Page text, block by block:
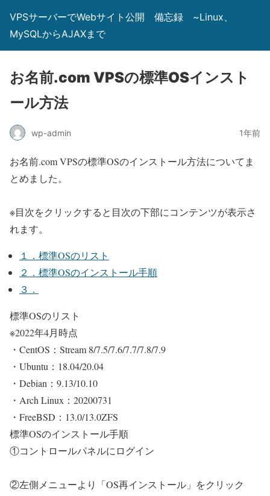
VPSサーバーでWebサイト公開 備忘録 ~Linux、
MySQLからAJAXまで
お名前.com VPSの標準OSインスト
ール方法
wp-admin 1年前
お名前.com VPSの標準OSのインストール方法についてま
とめました。
※目次をクリックすると目次の下部にコンテンツが表示さ
れます。
１．標準OSのリスト
２．標準OSのインストール手順
３．
標準OSのリスト
※2022年4月時点
・CentOS：Stream 8/7.5/7.6/7.7/7.8/7.9
・Ubuntu：18.04/20.04
・Debian：9.13/10.10
・Arch Linux：20200731
・FreeBSD：13.0/13.0ZFS
標準OSのインストール手順
①コントロールパネルにログイン
②左側メニューより「OS再インストール」をクリック